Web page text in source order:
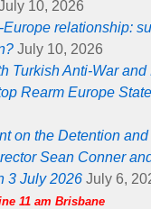
10, 2026
relationship:
July 10, 2026
Turkish Anti-War
Rearm Europe
on the Detention
Sean Conner
3 July 2026 July 6,
11 am Brisbane